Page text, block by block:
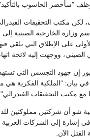
"سأحضر الحاسوب
الأولى على الإطلاق التي
ووجهت إليه لائحة
إن جهود التجسس التي
"الملكية الفكرية هي
مع مكتب التحقيقات
في إشارة إلى الشركات
الآن.